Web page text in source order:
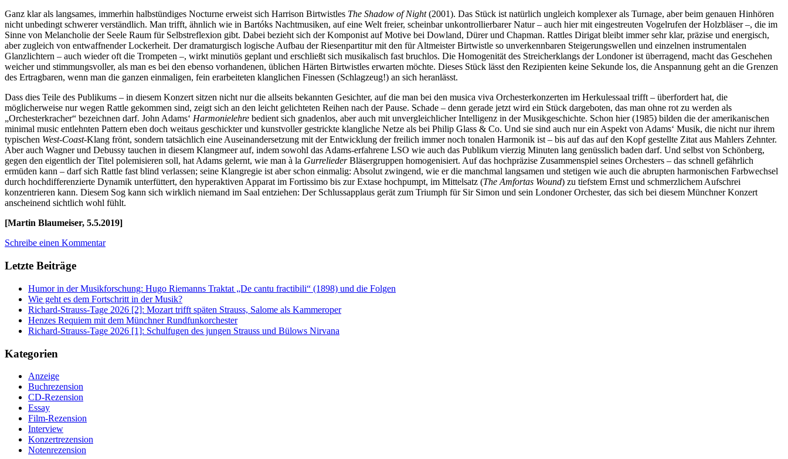
Ganz klar als langsames, immerhin halbstündiges Nocturne erweist sich Harrison Birtwistles The Shadow of Night(2001). Das Stück ist natürlich ungleich komplexer als Turnage, aber beim genauen Hinhören
nicht unbedingt schwerer verständlich. Man trifft, ähnlich wie in Bartóks Nachtmusiken, auf eine Welt freier, scheinbar unkontrollierbarer Natur – auch hier mit eingestreuten Vogelrufen der Holzbläser –, die im
Sinne von Melancholie der Seele Raum für Selbstreflexion gibt. Dabei bezieht sich der Komponist auf Motive bei Dowland, Dürer und Chapman. Rattles Dirigat bleibt immer sehr klar, präzise und energisch,
aber zugleich von entwaffnender Lockerheit. Der dramaturgisch logische Aufbau der Riesenpartitur mit den für Altmeister Birtwistle so unverkennbaren Steigerungswellen und einzelnen instrumentalen
Glanzlichtern – auch wieder oft die Trompeten –, wirkt minutiös geplant und erschließt sich musikalisch fast bruchlos. Die Homogenität des Streicherklangs der Londoner ist überragend, macht das Geschehen
weicher und stimmungsvoller, als man es bei den ebenso vorhandenen, üblichen Härten Birtwistles erwarten möchte. Dieses Stück lässt den Rezipienten keine Sekunde los, die Anspannung geht an die Grenzen
des Ertragbaren, wenn man die ganzen einmaligen, fein erarbeiteten klanglichen Finessen (Schlagzeug!) an sich heranlässt.
Dass dies Teile des Publikums – in diesem Konzert sitzen nicht nur die allseits bekannten Gesichter, auf die man bei den musica viva Orchesterkonzerten im Herkulessaal trifft – überfordert hat, die
möglicherweise nur wegen Rattle gekommen sind, zeigt sich an den leicht gelichteten Reihen nach der Pause. Schade – denn gerade jetzt wird ein Stück dargeboten, das man ohne rot zu werden als
„Orchesterkracher“ bezeichnen darf. John Adams‘ Harmonielehre bedient sich gnadenlos, aber auch mit unvergleichlicher Intelligenz in der Musikgeschichte. Schon hier (1985) bilden die der amerikanischen
minimal music entlehnten Pattern eben doch weitaus geschickter und kunstvoller gestrickte klangliche Netze als bei Philip Glass & Co. Und sie sind auch nur ein Aspekt von Adams‘ Musik, die nicht nur ihrem
typischen West-Coast-Klang frönt, sondern tatsächlich eine Auseinandersetzung mit der Entwicklung der freilich immer noch tonalen Harmonik ist – bis auf das auf den Kopf gestellte Zitat aus Mahlers Zehnter.
Aber auch Wagner und Debussy tauchen in diesem Klangmeer auf, indem sowohl das Adams-erfahrene LSO wie auch das Publikum vierzig Minuten lang genüsslich baden darf. Und selbst von Schönberg,
gegen den eigentlich der Titel polemisieren soll, hat Adams gelernt, wie man à la GurreliederBläsergruppen homogenisiert. Auf das hochpräzise Zusammenspiel seines Orchesters – das schnell gefährlich
ermüden kann – darf sich Rattle fast blind verlassen; seine Klangregie ist aber schon einmalig: Absolut zwingend, wie er die manchmal langsamen und stetigen wie auch die abrupten harmonischen Farbwechsel
durch hochdifferenzierte Dynamik unterfüttert, den hyperaktiven Apparat im Fortissimo bis zur Extase hochpumpt, im Mittelsatz (The Amfortas Wound) zu tiefstem Ernst und schmerzlichem Aufschrei
konzentrieren kann. Diesem Sog kann sich wirklich niemand im Saal entziehen: Der Schlussapplaus gerät zum Triumph für Sir Simon und sein Londoner Orchester, das sich bei diesem Münchner Konzert
anscheinend sichtlich wohl fühlt.
[Martin Blaumeiser, 5.5.2019]
Schreibe einen Kommentar
Letzte Beiträge
Humor in der Musikforschung: Hugo Riemanns Traktat „De cantu fractibili“ (1898) und die Folgen
Wie geht es dem Fortschritt in der Musik?
Richard-Strauss-Tage 2026 [2]: Mozart trifft späten Strauss, Salome als Kammeroper
Henzes Requiem mit dem Münchner Rundfunkorchester
Richard-Strauss-Tage 2026 [1]: Schulfugen des jungen Strauss und Bülows Nirvana
Kategorien
Anzeige
Buchrezension
CD-Rezension
Essay
Film-Rezension
Interview
Konzertrezension
Notenrezension